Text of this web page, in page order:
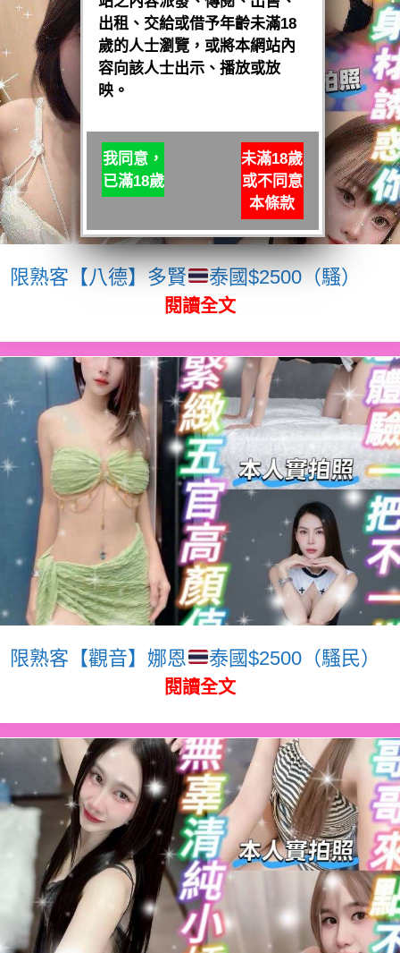
限熟客【八德】多賢 泰國$2500（騷）
閱讀全文
限熟客【觀音】娜恩 泰國$2500（騷民）
閱讀全文
出租、交給或借予年齡未滿18
歲的人士瀏覽，或將本網站內
容向該人士出示、播放或放
映。
我同意，
已滿18歲
未滿18歲
或不同意
本條款